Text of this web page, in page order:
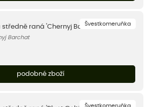
Švestkomeruňka
středně raná 'Chernyj Barchat'
Barchat
podobné zboží
Švestkomeruňka